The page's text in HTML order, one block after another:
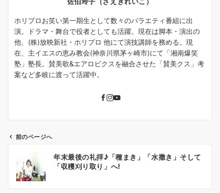
ホリプロお笑い第一期生として数々のバラエティ番組に出
演。ドラマ・舞台で役者としても活躍。現在は脚本・演出の
他、(株)放映新社・ホリプロ 他にて演技講師を務める。現
在、主イエスの恵み教会(神奈川県茅ヶ崎市)にて「湘南爆笑
塾」塾長。賛美歌&エアロビクスを融合させた「賛美クス」考
案など多岐に渡って活躍中。
前のページへ
年末最後の礼拝♪「種まき」「水撒き」そして
「収穫刈り取り」へ!